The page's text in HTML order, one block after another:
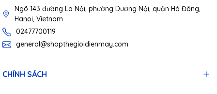
Ngõ 143 đường La Nội, phường Dương Nội, quận Hà Đông,
Hanoi, Vietnam
02477700119
general@shopthegioidienmay.com
CHÍNH SÁCH